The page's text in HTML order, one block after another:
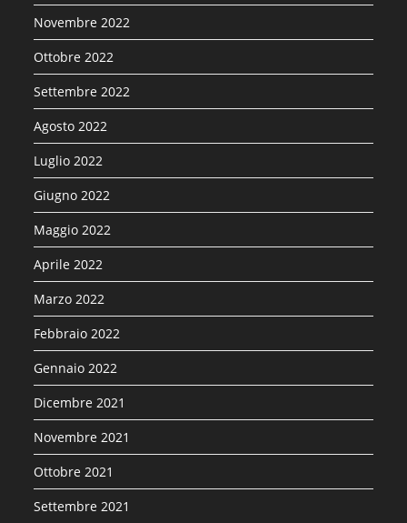
Novembre 2022
Ottobre 2022
Settembre 2022
Agosto 2022
Luglio 2022
Giugno 2022
Maggio 2022
Aprile 2022
Marzo 2022
Febbraio 2022
Gennaio 2022
Dicembre 2021
Novembre 2021
Ottobre 2021
Settembre 2021